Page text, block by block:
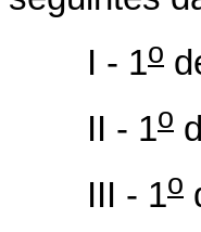
I - 1o
II - 1o
III - 1o